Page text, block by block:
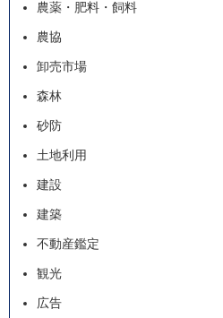
農薬・肥料・飼料
農協
卸売市場
森林
砂防
土地利用
建設
建築
不動産鑑定
観光
広告